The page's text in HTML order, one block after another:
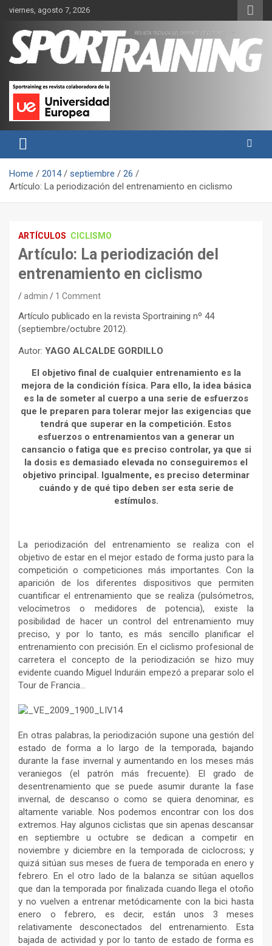
Skip
content
viernes, agosto 7, 2026
Revista técnica del deporte
Sport Training
rendimiento, nutrición y entrenamiento.
Home 2014 septiembre
26
Artículo: La periodización del entrenamiento en ciclismo
ARTÍCULOS CICLISMO
Artículo: La periodización del
entrenamiento en ciclismo
admin 1 Comment
Artículo publicado en la revista Sportraining nº 44
(septiembre/octubre 2012).
Autor: YAGO ALCALDE GORDILLO
El objetivo final de cualquier entrenamiento es la
mejora de la condición física. Para ello, la idea básica
es la de someter al cuerpo a una serie de esfuerzos
que le preparen para tolerar mejor las exigencias que
tendrá que superar en la competición. Estos
esfuerzos o entrenamientos van a generar un
cansancio o fatiga que es preciso controlar, ya que si
la dosis es demasiado elevada no conseguiremos el
objetivo principal. Igualmente, es preciso determinar
cuándo y de qué tipo deben ser esta serie de
estímulos.
La periodización del entrenamiento se realiza con el
objetivo de estar en el mejor estado de forma justo para la
competición o competiciones más importantes. Con la
aparición de los diferentes dispositivos que permiten
cuantificar el entrenamiento que se realiza (pulsómetros,
velocímetros o medidores de potencia), existe la
posibilidad de hacer un control del entrenamiento muy
preciso, y por lo tanto, es más sencillo planificar el
entrenamiento con precisión. En el ciclismo profesional de
carretera el concepto de la periodización se hizo muy
evidente cuando Miguel Induráin empezó a preparar solo el
Tour de Francia…
En otras palabras, la periodización supone una gestión del
estado de forma a lo largo de la temporada, bajando
durante la fase invernal y aumentando en los meses más
veraniegos (el patrón más frecuente). El grado de
desentrenamiento que se puede asumir durante la fase
invernal, de descanso o como se quiera denominar, es
altamente variable. Nos podemos encontrar con los dos
extremos. Hay algunos ciclistas que sin apenas descansar
en septiembre u octubre se dedican a competir en
noviembre y diciembre en la temporada de ciclocross; y
quizá sitúan sus meses de fuera de temporada en enero y
febrero. En el otro lado de la balanza se sitúan aquellos
que dan la temporada por finalizada cuando llega el otoño
y no vuelven a entrenar metódicamente con la bici hasta
enero o febrero, es decir, están unos 3 meses
relativamente desconectados del entrenamiento. Esta
bajada de actividad y por lo tanto de estado de forma es